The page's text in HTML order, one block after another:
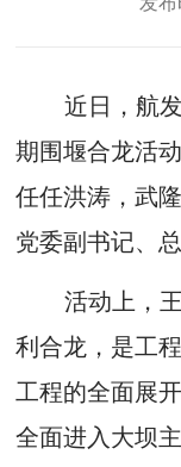
近日，航
期围堰合龙活
任任洪涛，武
党委副书记、
活动上，
利合龙，是工
工程的全面展
全面进入大坝